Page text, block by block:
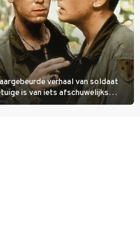
verhaal van soldaat
is van iets afschuwelijks
uit de school te klappen.